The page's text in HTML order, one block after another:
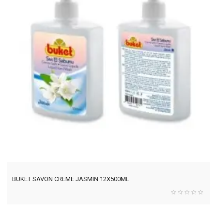
BUKET SAVON CREME JASMIN 12X500ML